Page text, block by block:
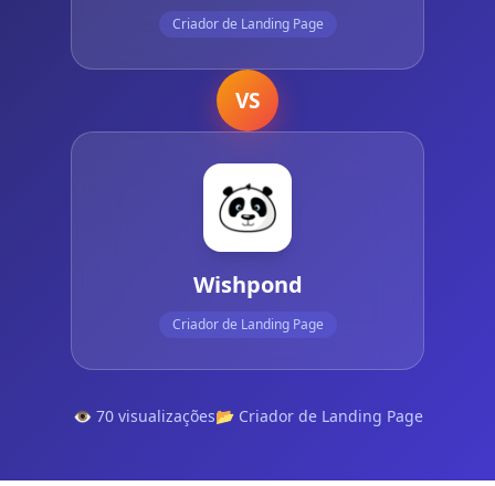
Criador de Landing Page
VS
Wishpond
Criador de Landing Page
👁️ 70 visualizações📂 Criador de Landing Page